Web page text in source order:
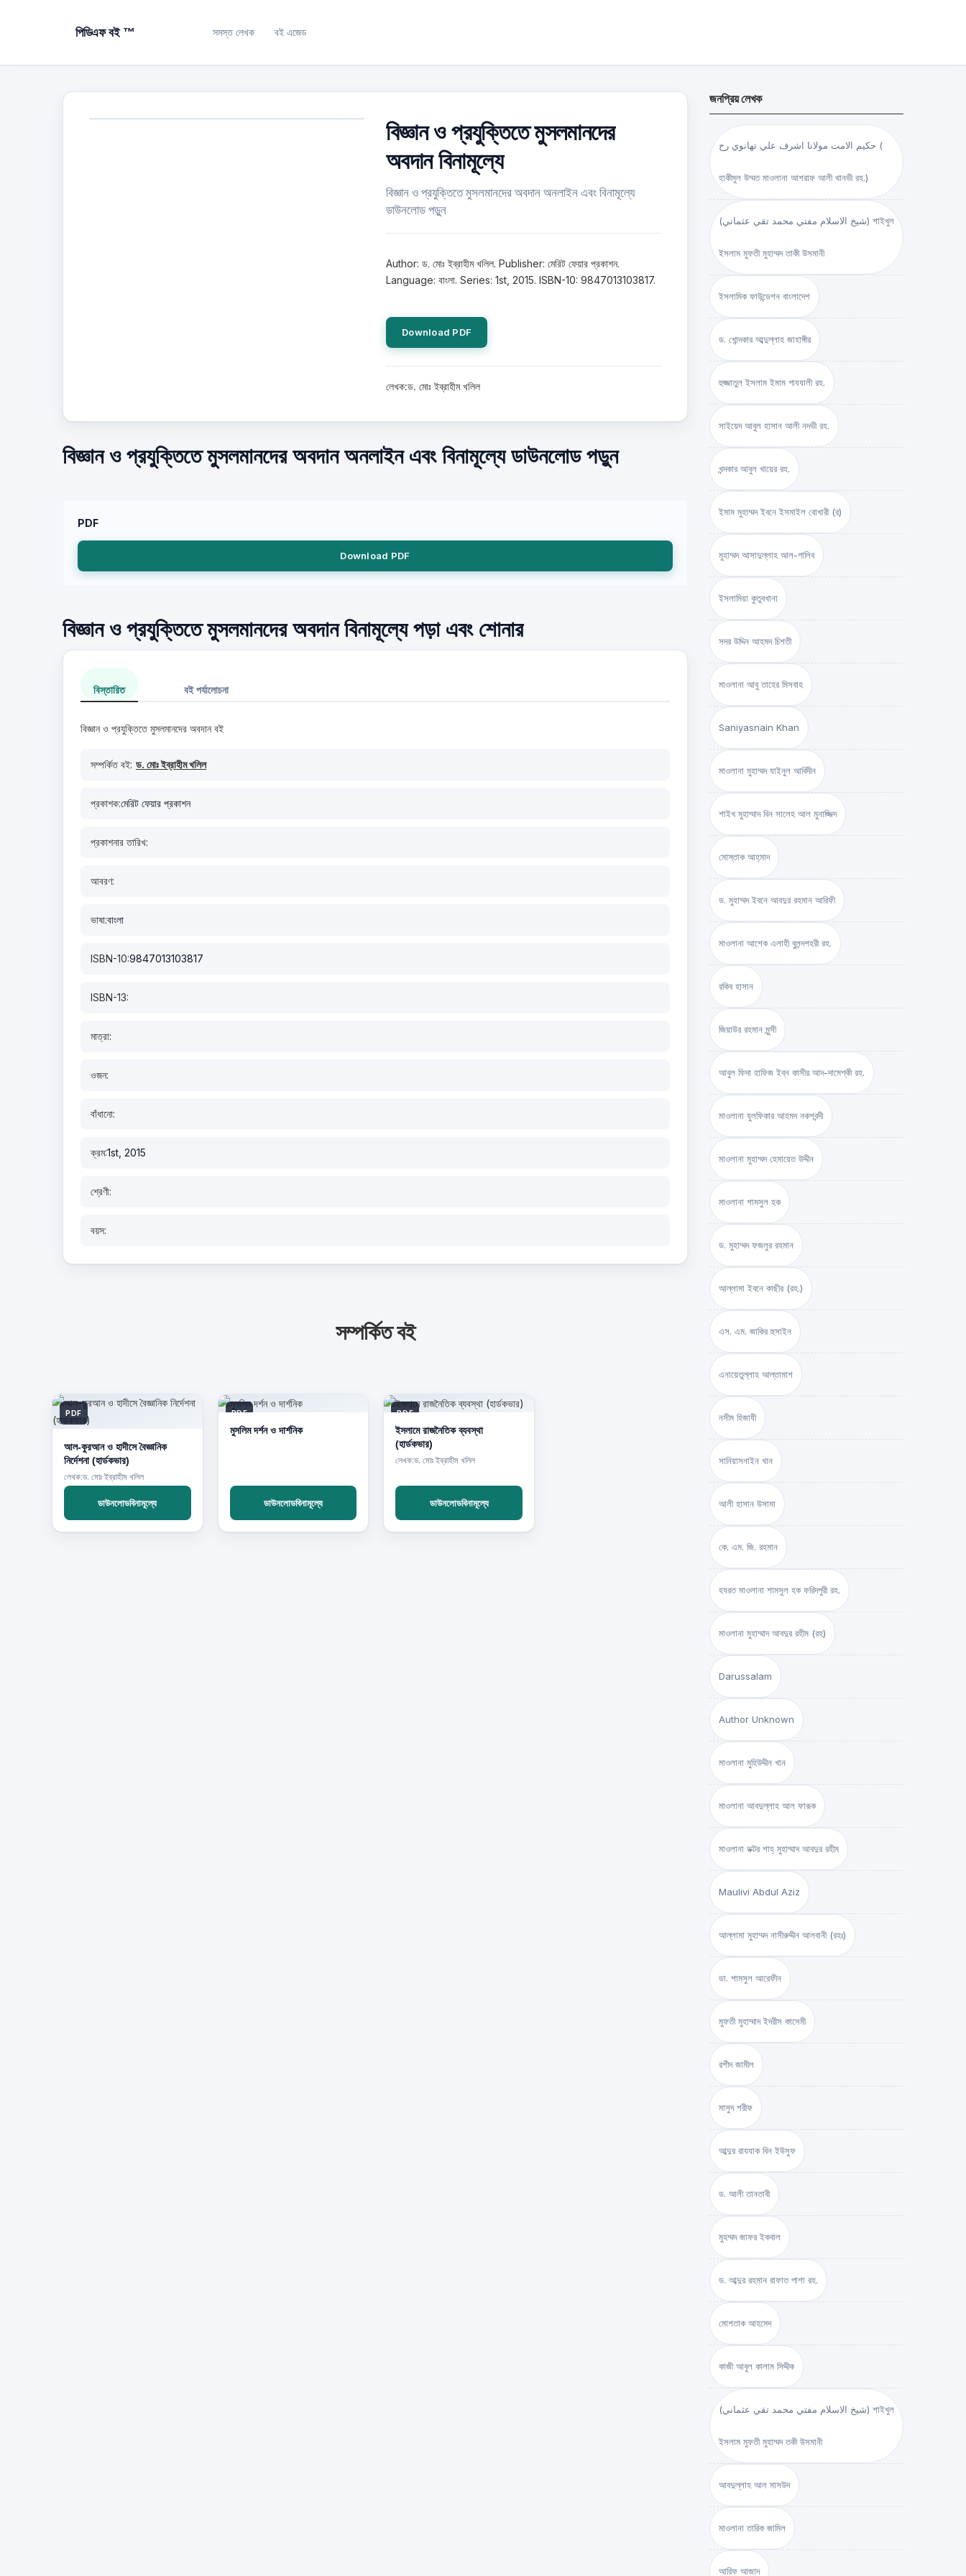
পিডিএফ বই ™ সমস্ত লেখক বই এজেড
বিজ্ঞান ও প্রযুক্তিতে মুসলমানদের
অবদান বিনামূল্যে
বিজ্ঞান ও প্রযুক্তিতে মুসলমানদের অবদান অনলাইন এবং বিনামূল্যে
ডাউনলোড পড়ুন
Author: ড. মোঃ ইব্রাহীম খলিল. Publisher: মেরিট ফেয়ার প্রকাশন.
Language: বাংলা. Series: 1st, 2015. ISBN-10: 9847013103817.
Download PDF
লেখক:ড. মোঃ ইব্রাহীম খলিল
বিজ্ঞান ও প্রযুক্তিতে মুসলমানদের অবদান অনলাইন এবং বিনামূল্যে ডাউনলোড পড়ুন
PDF
Download PDF
বিজ্ঞান ও প্রযুক্তিতে মুসলমানদের অবদান বিনামূল্যে পড়া এবং শোনার
বিস্তারিত বই পর্যালোচনা
বিজ্ঞান ও প্রযুক্তিতে মুসলমানদের অবদান বই
সম্পর্কিত বই: ড. মোঃ ইব্রাহীম খলিল
প্রকাশক:মেরিট ফেয়ার প্রকাশন
প্রকাশনার তারিখ:
আবরণ:
ভাষা:বাংলা
ISBN-10:9847013103817
ISBN-13:
মাত্রা:
ওজন:
বাঁধানো:
ক্রম:1st, 2015
শ্রেণী:
বয়স:
সম্পর্কিত বই
PDF
আল-কুরআন ও হাদীসে বৈজ্ঞানিক
নির্দেশনা (হার্ডকভার)
লেখক:ড. মোঃ ইব্রাহীম খলিল
ডাউনলোডবিনামূল্যে
PDF
মুসলিম দর্শন ও দার্শনিক
ডাউনলোডবিনামূল্যে
PDF
ইসলামে রাজনৈতিক ব্যবস্থা
(হার্ডকভার)
লেখক:ড. মোঃ ইব্রাহীম খলিল
ডাউনলোডবিনামূল্যে
জনপ্রিয় লেখক
حكيم الامت مولانا اشرف علي تهانوي رح (
হাকীমুল উম্মত মাওলানা আশরাফ আলী থানভী রহ.)
(شيخ الاسلام مفتي محمد تقي عثماني) শাইখুল
ইসলাম মুফতী মুহাম্মদ তাকী উসমানী
ইসলামিক ফাউন্ডেশন বাংলাদেশ
ড. খোন্দকার আব্দুল্লাহ জাহাঙ্গীর
হুজ্জাতুল ইসলাম ইমাম গাযযালী রহ.
সাইয়েদ আবুল হাসান আলী নদভী রহ.
খন্দকার আবুল খায়ের রহ.
ইমাম মুহাম্মদ ইবনে ইসমাইল বোখারী (র)
মুহাম্মদ আসাদুল্লাহ আল-গালিব
ইসলামিয়া কুতুবখানা
সদর উদ্দিন আহমদ চিশতী
মাওলানা আবু তাহের মিসবাহ
Saniyasnain Khan
মাওলানা মুহাম্মদ যাইনুল আবিদীন
শাইখ মুহাম্মাদ বিন সালেহ আল মুনাজ্জিদ
মোস্তাক আহ্‌মাদ
ড. মুহাম্মদ ইবনে আবদুর রহমান আরিফী
মাওলানা আশেক এলাহী বুলন্দশহরী রহ.
রকিব হাসান
জিয়াউর রহমান মুন্সী
আবুল ফিদা হাফিজ ইব্‌ন কাসীর আদ-দামেশ্‌কী রহ.
মাওলানা যুলফিকার আহমদ নকশবন্দী
মাওলানা মুহাম্মদ হেমায়েত উদ্দীন
মাওলানা শামসুল হক
ড. মুহাম্মদ ফজলুর রহমান
আল্লামা ইবনে কাছীর (রহ.)
এস. এম. জাকির হুসাইন
এনায়েতুল্লাহ আল্‌তামাশ
নসীম হিজাযী
সানিয়াসনাইন খান
আলী হাসান উসামা
কে. এম. জি. রহমান
হযরত মাওলানা শামসুল হক ফরিদপুরী রহ.
মাওলানা মুহাম্মাদ আবদুর রহীম (রহ)
Darussalam
Author Unknown
মাওলানা মুহিউদ্দীন খান
মাওলানা আবদুল্লাহ আল ফারূক
মাওলানা ডক্টর শাহ্‌ মুহাম্মাদ আবদুর রহীম
Maulivi Abdul Aziz
আল্লামা মুহাম্মদ নাসীরুদ্দীন আলবানী (রহঃ)
ডা. শামসুল আরেফীন
মুফতী মুহাম্মাদ ইদরীস কাসেমী
রশীদ জামীল
মাসুদ শরীফ
আব্দুর রাযযাক বিন ইউসুফ
ড. আলী তানতাবী
মুহম্মদ জাফর ইকবাল
ড. আব্দুর রহমান রাফাত পাশা রহ.
মোশতাক আহমেদ
কাজী আবুল কালাম সিদ্দীক
(شيخ الاسلام مفتي محمد تقي عثماني) শাইখুল
ইসলাম মুফতী মুহাম্মদ তকী উসমানী
আবদুল্লাহ আল মাসউদ
মাওলানা তারিক জামিল
আরিফ আজাদ